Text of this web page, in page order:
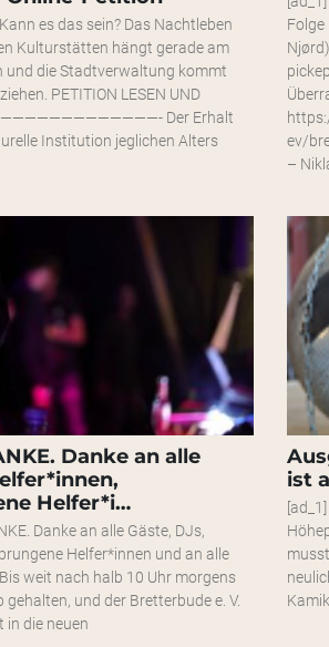
es das sein? Das Nachtleben
Kulturstätten hängt gerade am
und die Stadtverwaltung kommt
PETITION LESEN UND
—————————————- Der Erhalt
Institution jeglichen Alters
Folge
ev/
–
Danke an alle
Helfer*i…
Danke an alle Gäste, DJs,
Helfer*innen und an alle
weit nach halb 10 Uhr morgens
und der Bretterbude e. V.
in die neuen
ist